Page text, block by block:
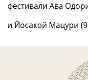
фестивали Ава
и Йосакой Мацури